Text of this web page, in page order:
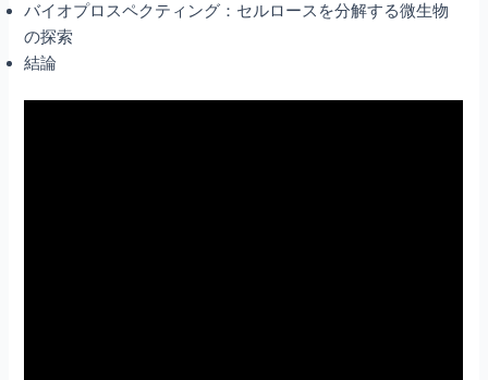
バイオプロスペクティング：セルロースを分解する微生物
の探索
結論